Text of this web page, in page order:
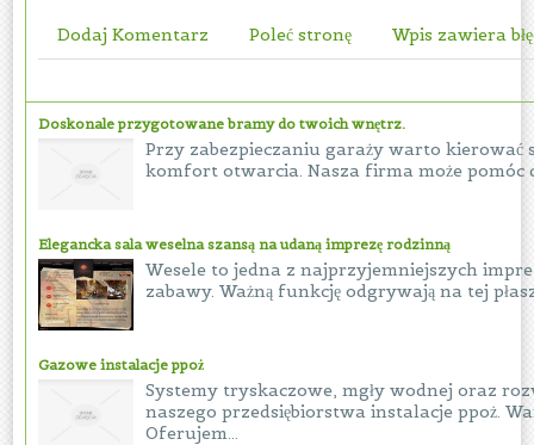
Dodaj Komentarz Poleć stronę Wpis zawiera
Doskonale przygotowane bramy do twoich wnętrz.
Przy zabezpieczaniu garaży warto kierować
komfort otwarcia. Nasza firma może pomóc
Elegancka sala weselna szansą na udaną imprezę rodzinną
Wesele to jedna z najprzyjemniejszych
zabawy. Ważną funkcję odgrywają na tej
Gazowe instalacje ppoż
Systemy tryskaczowe, mgły wodnej oraz
naszego przedsiębiorstwa instalacje ppoż.
Oferujem...